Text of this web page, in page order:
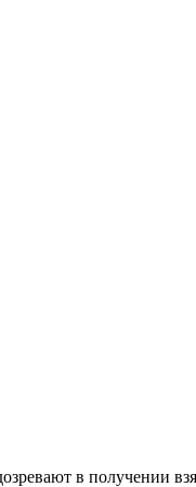
в получении